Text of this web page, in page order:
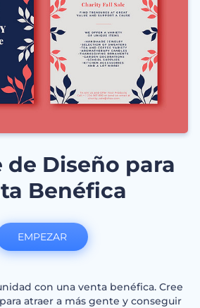
de Diseño para
Benéfica
con una venta benéfica. Cree
atraer a más gente y conseguir
EMPEZAR